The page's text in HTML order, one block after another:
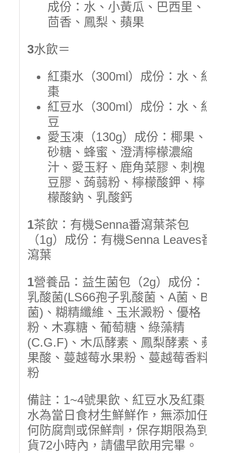
成份：水、小黃瓜、巴西里、
茴香、鳳梨、蘋果
3水飲＝
紅棗水（300ml）成份：水、紅
棗
紅豆水（300ml）成份：水、紅
豆
愛玉凍（130g）成份：椰果、
砂糖、蜂蜜、澄清檸檬濃縮
汁、愛玉籽、鹿角菜膠、刺槐
豆膠、蒟蒻粉、檸檬酸鉀、檸
檬酸鈉、乳酸鈣
1茶飲：有機Senna番瀉葉茶包
（1g）成份：有機Senna Leaves番
瀉葉
1營養品：益生菌包（2g）成份：
乳酸菌(LS66孢子乳酸菌、A菌、B
菌)、糊精纖維、玉米澱粉、優格
粉、木寡糖、葡萄糖、綠藻精
(C.G.F)、木瓜酵素、鳳梨酵素、蘋
果酸、蔓越莓水果粉、蔓越莓香料
粉
備註：1~4號果飲、紅豆水及紅棗
水為當日食材生鮮鮮作，無添加任
何防腐劑或保鮮劑，保存期限為到
貨72小時內，請儘早飲用完畢。